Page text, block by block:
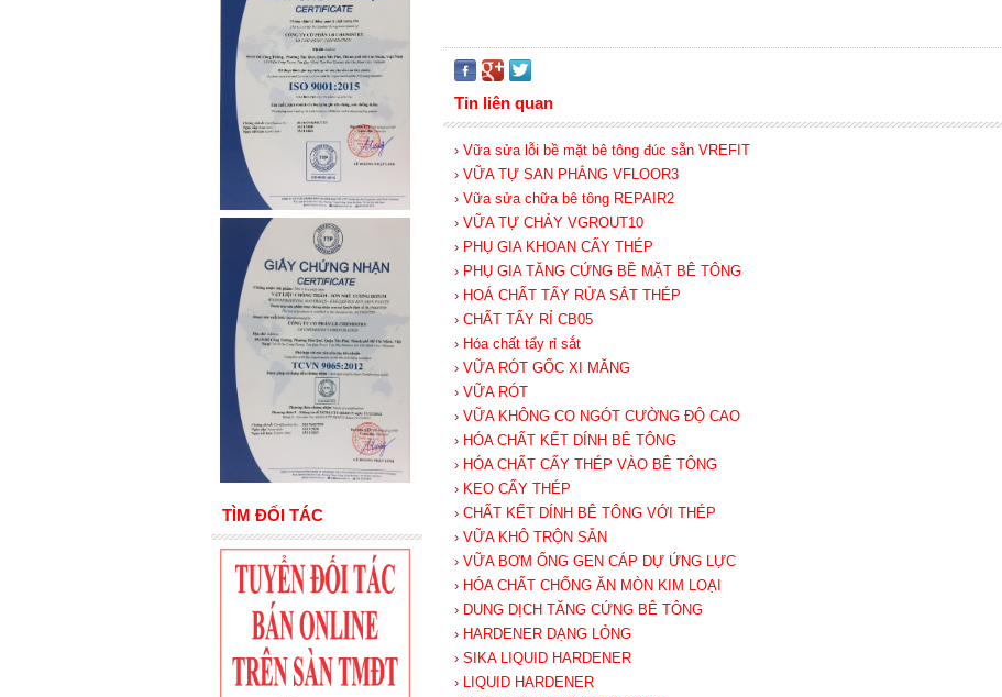
Tin liên quan
› Vữa sửa lỗi bề mặt bê tông đúc sẵn VREFIT
› VỮA TỰ SAN PHẲNG VFLOOR3
› Vữa sửa chữa bê tông REPAIR2
› VỮA TỰ CHẢY VGROUT10
› PHỤ GIA KHOAN CẤY THÉP
› PHỤ GIA TĂNG CỨNG BỀ MẶT BÊ TÔNG
› HOÁ CHẤT TẨY RỬA SẮT THÉP
› CHẤT TẨY RỈ CB05
› Hóa chất tẩy rỉ sắt
› VỮA RÓT GỐC XI MĂNG
› VỮA RÓT
› VỮA KHÔNG CO NGÓT CƯỜNG ĐỘ CAO
› HÓA CHẤT KẾT DÍNH BÊ TÔNG
› HÓA CHẤT CẤY THÉP VÀO BÊ TÔNG
› KEO CẤY THÉP
› CHẤT KẾT DÍNH BÊ TÔNG VỚI THÉP
› VỮA KHÔ TRỘN SẴN
› VỮA BƠM ỐNG GEN CÁP DỰ ỨNG LỰC
› HÓA CHẤT CHỐNG ĂN MÒN KIM LOẠI
› DUNG DỊCH TĂNG CỨNG BÊ TÔNG
› HARDENER DẠNG LỎNG
› SIKA LIQUID HARDENER
› LIQUID HARDENER
TÌM ĐỐI TÁC